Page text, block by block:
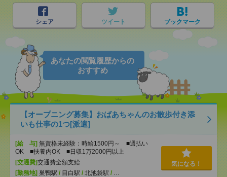
シェア ツイート ブックマーク
あなたの閲覧履歴からの
おすすめ
【オープニング募集】おばあちゃんのお散歩付き添
いも仕事の1つ[派遣]
[給 与] 無資格未経験：時給1500円～ ■週払い
OK ■扶養内OK ■日収1万2000円以上
[交通費]交通費全額支給
[勤務地] 巣鴨駅 / 目白駅 / 北池袋駅 / …
気になる！